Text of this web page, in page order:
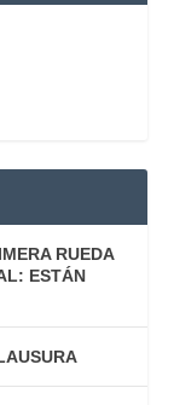
RUEDA
ESTÁN